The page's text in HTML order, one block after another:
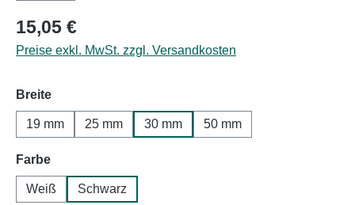
Regulärer Preis:
15,05 €
Preise exkl. MwSt. zzgl. Versandkosten
Breiteauswählen
19 mm 25 mm 30 mm 50 mm
Farbeauswählen
Weiß Schwarz